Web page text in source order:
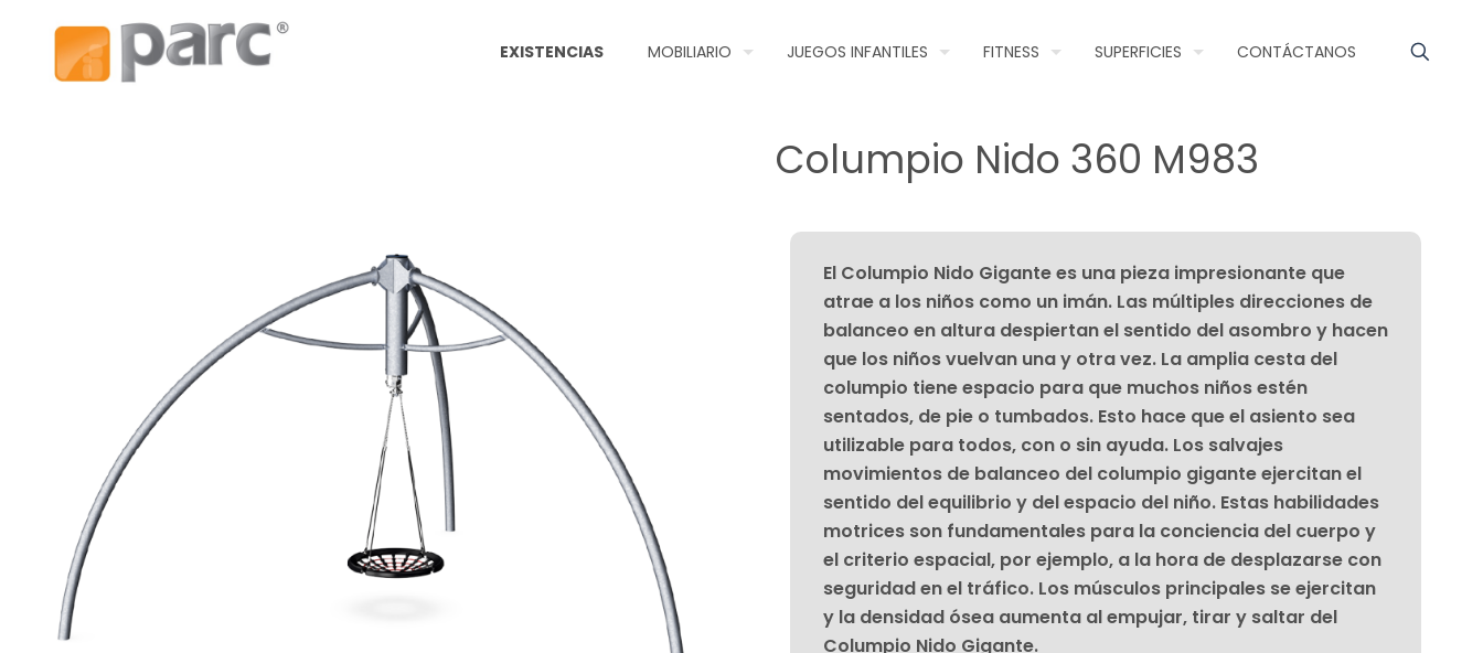
EXISTENCIAS MOBILIARIO JUEGOS INFANTILES FITNESS SUPERFICIES CONTÁCTANOS
Columpio Nido 360 M983
El Columpio Nido Gigante es una pieza impresionante que
atrae a los niños como un imán. Las múltiples direcciones de
balanceo en altura despiertan el sentido del asombro y hacen
que los niños vuelvan una y otra vez. La amplia cesta del
columpio tiene espacio para que muchos niños estén
sentados, de pie o tumbados. Esto hace que el asiento sea
utilizable para todos, con o sin ayuda. Los salvajes
movimientos de balanceo del columpio gigante ejercitan el
sentido del equilibrio y del espacio del niño. Estas habilidades
motrices son fundamentales para la conciencia del cuerpo y
el criterio espacial, por ejemplo, a la hora de desplazarse con
seguridad en el tráfico. Los músculos principales se ejercitan
y la densidad ósea aumenta al empujar, tirar y saltar del
Columpio Nido Gigante.